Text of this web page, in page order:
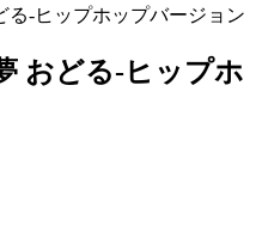
る-ヒップホップバージョン
おどる-ヒップホ